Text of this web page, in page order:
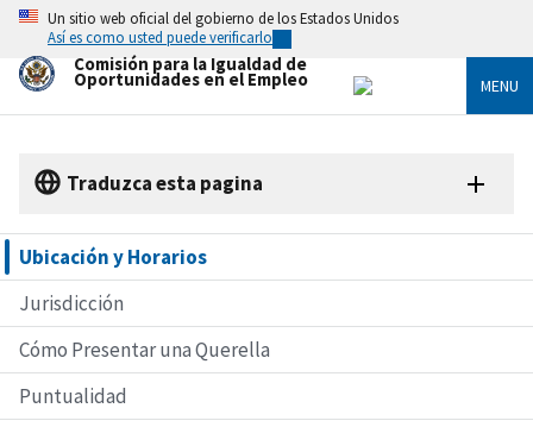
Skip
main
content
Un sitio web oficial del gobierno de los Estados Unidos
Así es como usted puede verificarlo
Comisión para la Igualdad de
Oportunidades en el Empleo MENU
Traduzca esta pagina
Ubicación y Horarios
Jurisdicción
Cómo Presentar una Querella
Puntualidad